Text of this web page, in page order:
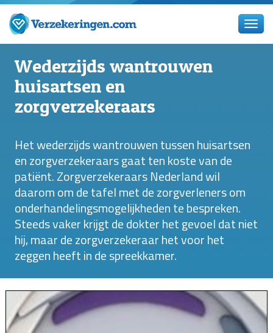
Wederzijds wantrouwen
huisartsen en
zorgverzekeraars
Het wederzijds wantrouwen tussen huisartsen
en zorgverzekeraars gaat ten koste van de
patiënt. Zorgverzekeraars Nederland wil
daarom om de tafel met de zorgverleners om
onderhandelingsmogelijkheden te bespreken.
Steeds vaker krijgt de dokter het gevoel dat niet
hij, maar de zorgverzekeraar het voor het
zeggen heeft in de spreekkamer.